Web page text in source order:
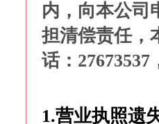
内，向本公司
担清偿责任，
话：
1.营业执照遗